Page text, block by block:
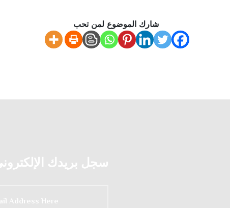
شارك الموضوع لمن تحب
سجل بريدك الإلكتروني